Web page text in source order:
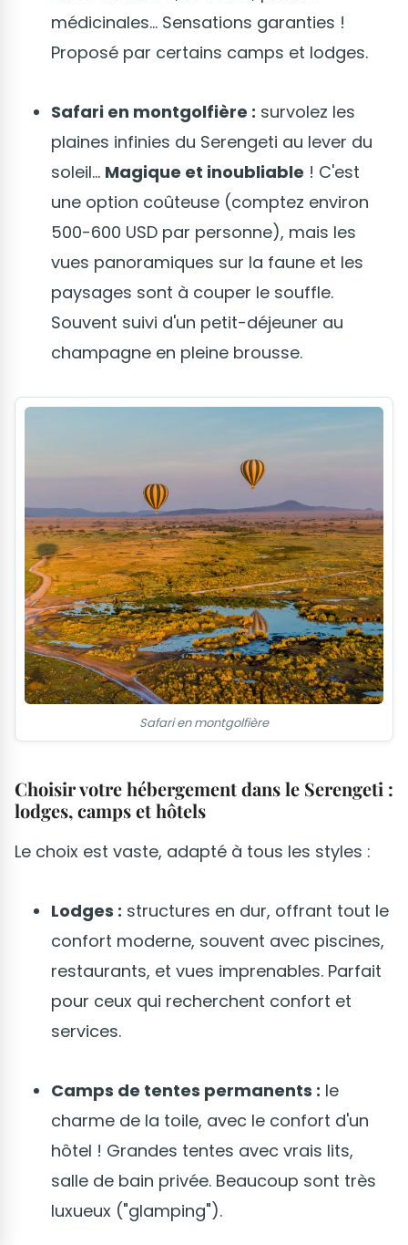
médicinales... Sensations garanties !
Proposé par certains camps et lodges.
Safari en montgolfière : survolez les
plaines infinies du Serengeti au lever du
soleil... Magique et inoubliable ! C'est
une option coûteuse (comptez environ
500-600 USD par personne), mais les
vues panoramiques sur la faune et les
paysages sont à couper le souffle.
Souvent suivi d'un petit-déjeuner au
champagne en pleine brousse.
Safari en montgolfière
Choisir votre hébergement dans le Serengeti :
lodges, camps et hôtels
Le choix est vaste, adapté à tous les styles :
Lodges : structures en dur, offrant tout le
confort moderne, souvent avec piscines,
restaurants, et vues imprenables. Parfait
pour ceux qui recherchent confort et
services.
Camps de tentes permanents : le
charme de la toile, avec le confort d'un
hôtel ! Grandes tentes avec vrais lits,
salle de bain privée. Beaucoup sont très
luxueux ("glamping").